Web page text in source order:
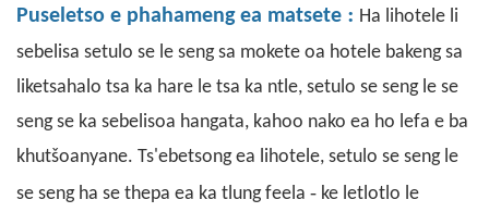
Puseletso e phahameng ea matsete : Ha lihotele li
sebelisa setulo se le seng sa mokete oa hotele bakeng sa
liketsahalo tsa ka hare le tsa ka ntle, setulo se seng le se
seng se ka sebelisoa hangata, kahoo nako ea ho lefa e ba
khutšoanyane. Ts'ebetsong ea lihotele, setulo se seng le
se seng ha se thepa ea ka tlung feela - ke letlotlo le